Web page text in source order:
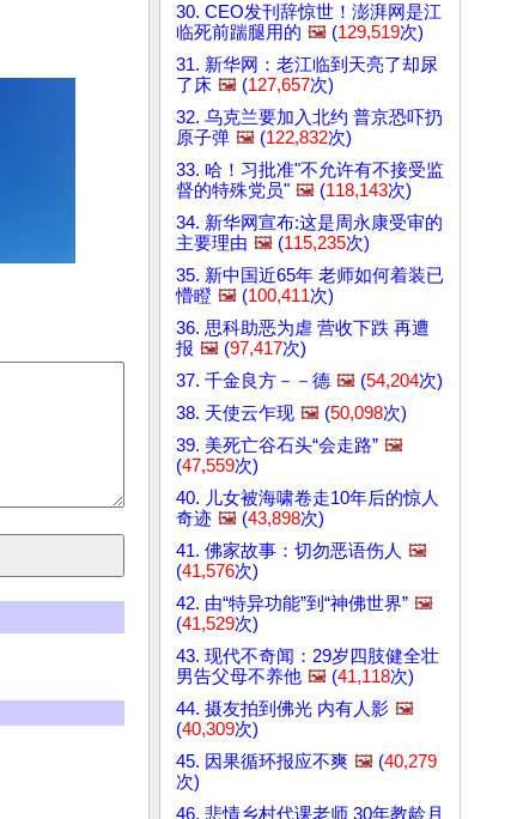
30. CEO发刊辞惊世！澎湃网是江
临死前踹腿用的 🖼️ (129,519次)
31. 新华网：老江临到天亮了却尿
了床 🖼️ (127,657次)
32. 乌克兰要加入北约 普京恐吓扔
原子弹 🖼️ (122,832次)
33. 哈！习批准"不允许有不接受监
督的特殊党员" 🖼️ (118,143次)
34. 新华网宣布:这是周永康受审的
主要理由 🖼️ (115,235次)
35. 新中国近65年 老师如何着装已
懵瞪 🖼️ (100,411次)
36. 思科助恶为虐 营收下跌 再遭
报 🖼️ (97,417次)
37. 千金良方－－德 🖼️ (54,204次)
38. 天使云乍现 🖼️ (50,098次)
39. 美死亡谷石头“会走路” 🖼️
(47,559次)
40. 儿女被海啸卷走10年后的惊人
奇迹 🖼️ (43,898次)
41. 佛家故事：切勿恶语伤人 🖼️
(41,576次)
42. 由“特异功能”到“神佛世界” 🖼️
(41,529次)
43. 现代不奇闻：29岁四肢健全壮
男告父母不养他 🖼️ (41,118次)
44. 摄友拍到佛光 内有人影 🖼️
(40,309次)
45. 因果循环报应不爽 🖼️ (40,279
次)
46. 悲情乡村代课老师 30年教龄月